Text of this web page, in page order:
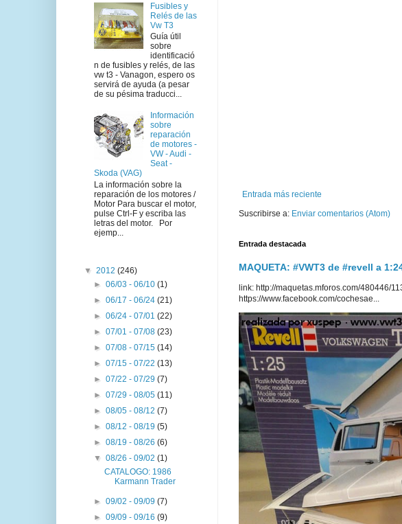
Entrada más reciente
Suscribirse a: Enviar comentarios (Atom)
Entrada destacada
MAQUETA: #VWT3 de #revell a
link: http://maquetas.mforos.com/480446/
https://www.facebook.com/cochesae...
Fusibles y
Relés de las
Vw T3
Guía útil
sobre
identificació
n de fusibles y relés, de las
vw t3 - Vanagon, espero os
servirá de ayuda (a pesar
de su pésima traducci...
Información
sobre
reparación
de motores -
VW - Audi -
Seat -
Skoda (VAG)
La información sobre la
reparación de los motores /
Motor Para buscar el motor,
pulse Ctrl-F y escriba las
letras del motor. Por
ejemp...
▼ 2012 (246)
►06/03 - 06/10(1)
►06/17 - 06/24(21)
►06/24 - 07/01(22)
►07/01 - 07/08(23)
►07/08 - 07/15(14)
►07/15 - 07/22(13)
►07/22 - 07/29(7)
►07/29 - 08/05(11)
►08/05 - 08/12(7)
►08/12 - 08/19(5)
►08/19 - 08/26(6)
▼08/26 - 09/02(1)
CATALOGO: 1986
Karmann Trader
►09/02 - 09/09(7)
►09/09 - 09/16(9)